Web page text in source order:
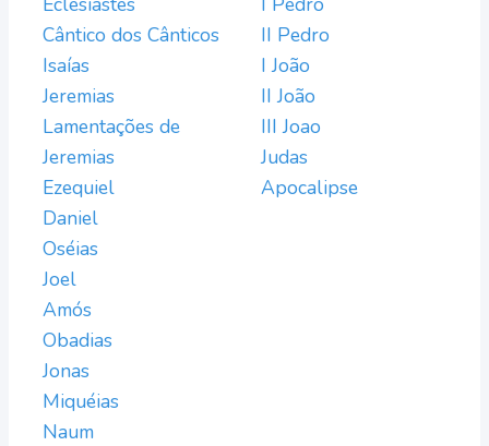
Cântico dos Cânticos
Isaías
Jeremias
Lamentações de
Jeremias
Ezequiel
Daniel
Oséias
Joel
Amós
Obadias
Jonas
Miquéias
Naum
II Pedro
I João
II João
III Joao
Judas
Apocalipse